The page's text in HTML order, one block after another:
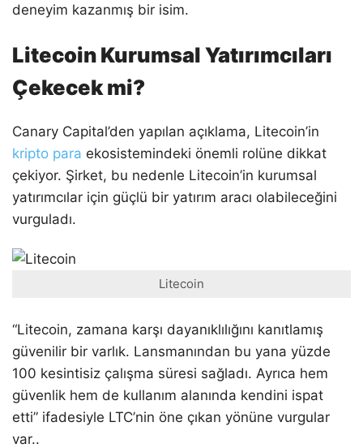
deneyim kazanmış bir isim.
Litecoin Kurumsal Yatırımcıları
Çekecek mi?
Canary Capital’den yapılan açıklama, Litecoin’in
kripto para ekosistemindeki önemli rolüne dikkat
çekiyor. Şirket, bu nedenle Litecoin’in kurumsal
yatırımcılar için güçlü bir yatırım aracı olabileceğini
vurguladı.
Litecoin
“Litecoin, zamana karşı dayanıklılığını kanıtlamış
güvenilir bir varlık. Lansmanından bu yana yüzde
100 kesintisiz çalışma süresi sağladı. Ayrıca hem
güvenlik hem de kullanım alanında kendini ispat
etti” ifadesiyle LTC’nin öne çıkan yönüne vurgular
var..